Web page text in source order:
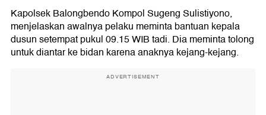
Kapolsek Balongbendo Kompol Sugeng Sulistiyono,
menjelaskan awalnya pelaku meminta bantuan kepala
dusun setempat pukul 09.15 WIB tadi. Dia meminta tolong
untuk diantar ke bidan karena anaknya kejang-kejang.
ADVERTISEMENT